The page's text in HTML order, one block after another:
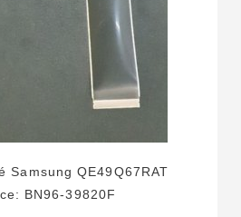
Samsung QE49Q67RAT
BN96-39820F